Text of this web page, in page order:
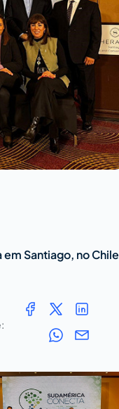
Santiago, no Chile